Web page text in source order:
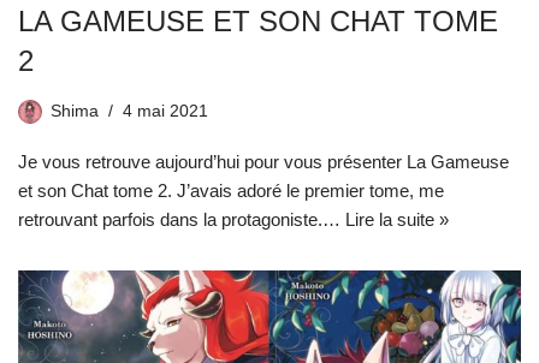
LA GAMEUSE ET SON CHAT TOME
2
Shima 4 mai 2021
Je vous retrouve aujourd’hui pour vous présenter La Gameuse
et son Chat tome 2. J’avais adoré le premier tome, me
retrouvant parfois dans la protagoniste.… Lire la suite »